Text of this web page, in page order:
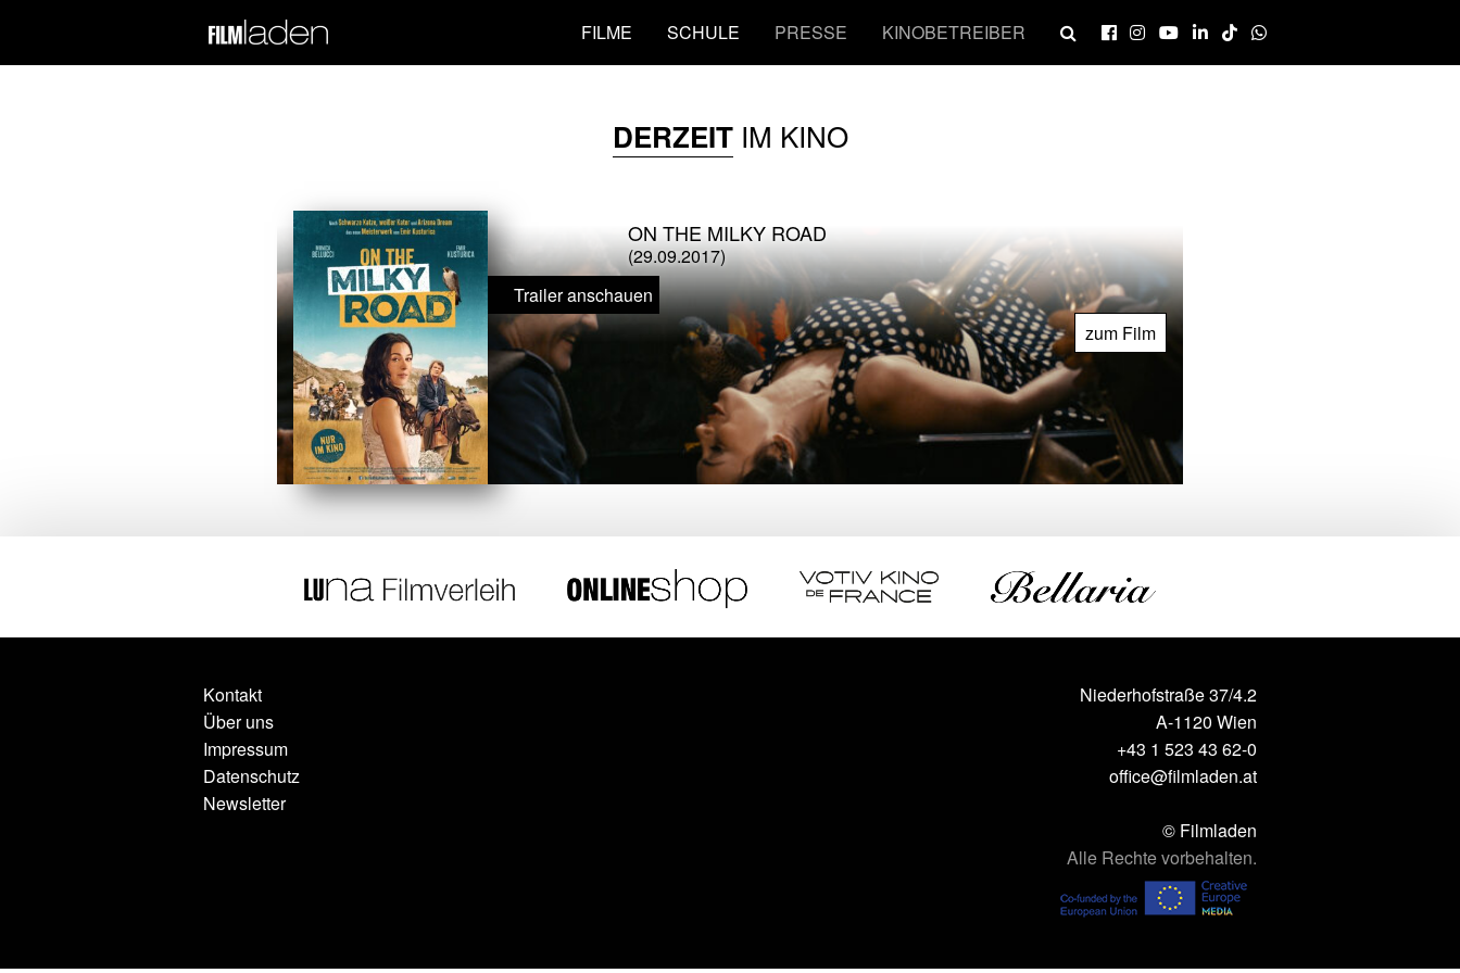
FILME SCHULE PRESSE KINOBETREIBER
DERZEITIM KINO
ON THE MILKY ROAD
(29.09.2017)
Trailer anschauen
zum Film
Kontakt
Über uns
Impressum
Datenschutz
Newsletter
Niederhofstraße 37/4.2
A-1120 Wien
+43 1 523 43 62-0
office@filmladen.at
© Filmladen
Alle Rechte vorbehalten.